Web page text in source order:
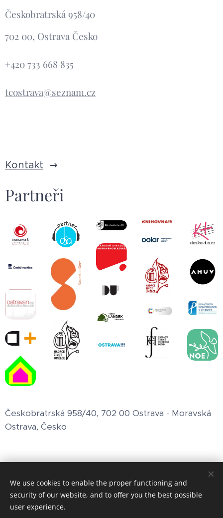
Českobratrská 958/40
702 00, Ostrava Česko
+420 733 668 835
tcostrava@seznam.cz
Kontakt
Partneři
Českobratrská 958/40, 702 00 Ostrava - Moravská
Ostrava, Česko
Používáme cookies, abychom vám zajistili co nejlepší prožitek
We use cookies to enable the proper functioning and
security of our website, and to offer you the best possible
user experience.